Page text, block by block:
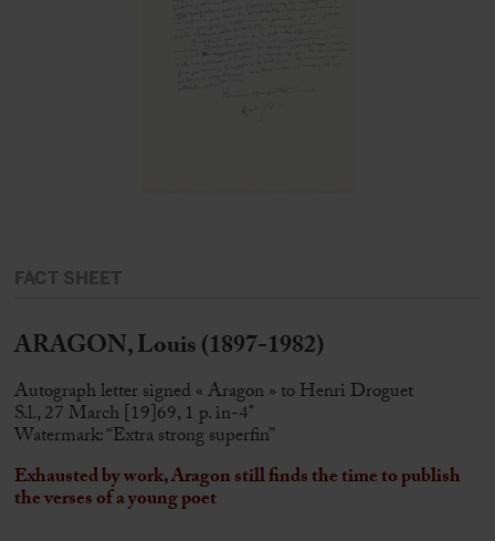
FACT SHEET
ARAGON, Louis (1897-1982)
Autograph letter signed « Aragon » to Henri Droguet
S.l., 27 March [19]69, 1 p. in-4°
Watermark: “Extra strong superfin”
Exhausted by work, Aragon still finds the time to publish
the verses of a young poet